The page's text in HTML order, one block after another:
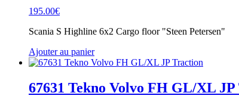
195.00€
Scania S Highline 6x2 Cargo floor "Steen Petersen"
Ajouter au panier
67631 Tekno Volvo FH GL/XL